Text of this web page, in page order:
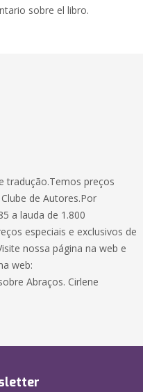
sobre el libro.
tradução.Temos preços
de Autores.Por
a lauda de 1.800
especiais e exclusivos de
nossa página na web e
web:
Abraços. Cirlene